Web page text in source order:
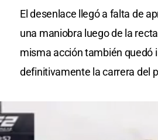
El desenlace llegó a falta de
una maniobra luego de la
misma acción también quedó
definitivamente la carrera del